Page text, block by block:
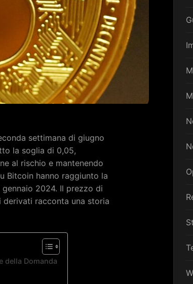
settimana di giugno
la soglia di 0,05,
al rischio e mantenendo
Bitcoin hanno raggiunto la
2024. Il prezzo di
racconta una storia
della Domanda